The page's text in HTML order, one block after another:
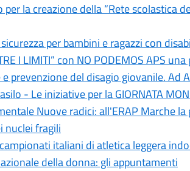
la creazione della “Rete scolastica
per bambini e ragazzi con
I LIMITI” con NO PODEMOS APS
prevenzione del disagio giovanile. Ad
- Le iniziative per la GIORNATA
Nuove radici: all'ERAP Marche
nuclei fragili
italiani di atletica leggera
della donna: gli appuntamenti